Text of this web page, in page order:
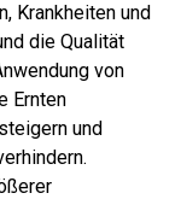
Krankheiten und
die Qualität
von
Ernten
und